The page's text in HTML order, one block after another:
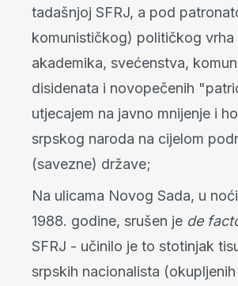
tadašnjoj SFRJ, a pod
komunističkog) političkog vrha
akademika, svećenstva,
disidenata i novopečenih
utjecajem na javno mnijenje i
srpskog naroda na cijelom
(savezne) države;
Na ulicama Novog Sada, u
1988. godine, srušen je de
SFRJ - učinilo je to stotinjak
srpskih nacionalista